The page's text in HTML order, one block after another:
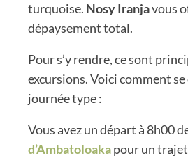
turquoise. Nosy Iranjavous
dépaysement total.
Pour s’y rendre, ce sont
excursions. Voici comment
journée type :
Vous avez un départ à 8h00
d’Ambatoloakapour un